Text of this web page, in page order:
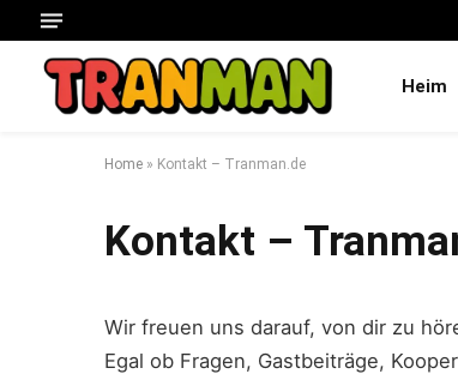
Heim
Home » Kontakt – Tranman.de
Kontakt –
Wir freuen uns darauf, von dir zu
Egal ob Fragen, Gastbeiträge,